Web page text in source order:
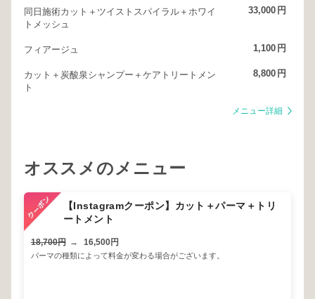
同日施術カット＋ツイストスパイラル＋ホワイ
トメッシュ
33,000 円
フィアージュ 1,100 円
カット＋炭酸泉シャンプー＋ケアトリートメン
ト
8,800 円
メニュー詳細
オススメのメニュー
【Instagramクーポン】カット＋パーマ＋トリ
ートメント
18,700円 → 16,500円
パーマの種類によって料金が変わる場合がございます。